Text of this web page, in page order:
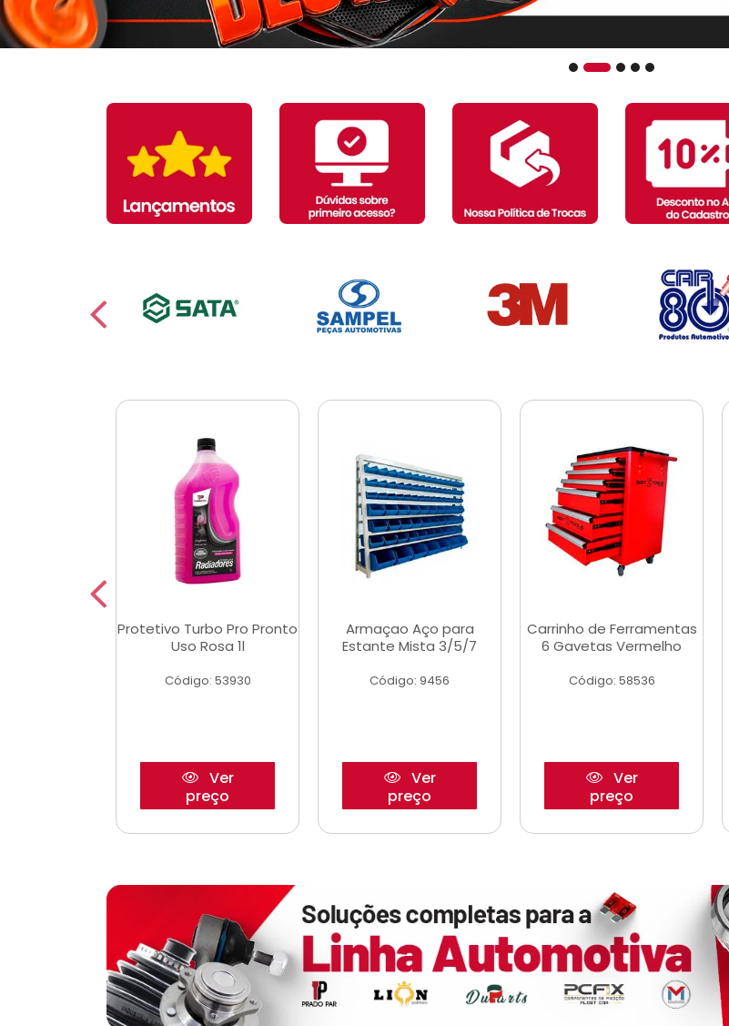
Protetivo Turbo Pro Pronto
Uso Rosa 1l
Código: 53930
Ver
preço
Armaçao Aço para
Estante Mista 3/5/7
Código: 9456
Ver
preço
Carrinho de Ferramentas
6 Gavetas Vermelho
Código: 58536
Ver
preço